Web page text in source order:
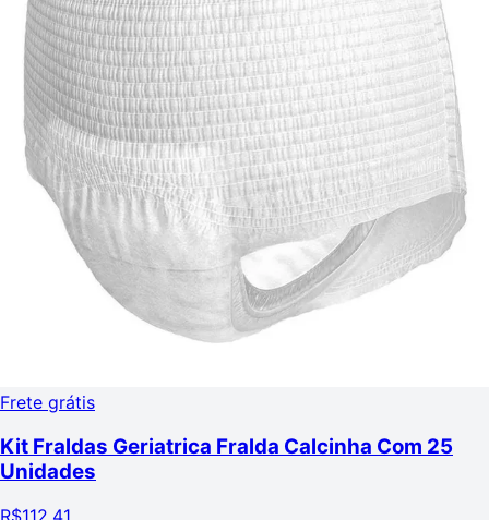
Frete grátis
Kit Fraldas Geriatrica Fralda Calcinha Com 25
Unidades
R$112,41